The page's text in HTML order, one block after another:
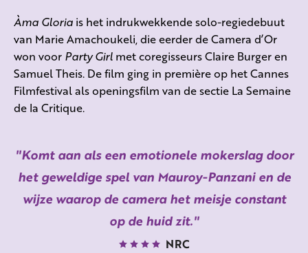
Àma Gloria is het indrukwekkende solo-regiedebuut
van Marie Amachoukeli, die eerder de Camera d’Or
won voor Party Girl met coregisseurs Claire Burger en
Samuel Theis. De film ging in première op het Cannes
Filmfestival als openingsfilm van de sectie La Semaine
de la Critique.
Komt aan als een emotionele mokerslag door
het geweldige spel van Mauroy-Panzani en de
wijze waarop de camera het meisje constant
op de huid zit.
NRC